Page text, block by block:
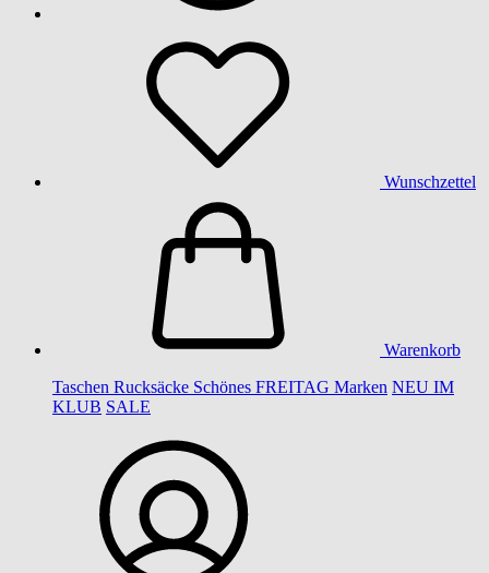
Wunschzettel
Warenkorb
Taschen Rucksäcke Schönes FREITAG Marken NEU IM
KLUB SALE